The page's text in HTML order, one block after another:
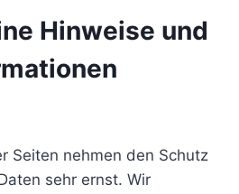
Hinweise und
Seiten nehmen den Schutz
sehr ernst. Wir